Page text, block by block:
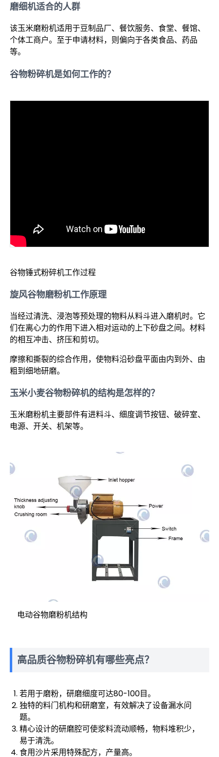
磨细机适合的人群
该玉米磨粉机适用于豆制品厂、餐饮服务、食堂、餐馆、
个体工商户。至于申请材料，则偏向于各类食品、药品
等。
谷物粉碎机是如何工作的？
谷物锤式粉碎机工作过程
旋风谷物磨粉机工作原理
当经过清洗、浸泡等预处理的物料从料斗进入磨机时。它
们在离心力的作用下进入相对运动的上下砂盘之间。材料
的相互冲击、挤压和剪切。
摩擦和撕裂的综合作用，使物料沿砂盘平面由内到外、由
粗到细地研磨。
玉米小麦谷物粉碎机的结构是怎样的？
玉米磨粉机主要部件有进料斗、细度调节按钮、破碎室、
电源、开关、机架等。
电动谷物磨粉机结构
高品质谷物粉碎机有哪些亮点？
若用于磨粉，研磨细度可达80-100目。
独特的料门机构和研磨室，有效解决了设备漏水问
题。
精心设计的研磨腔可使浆料流动顺畅，物料堆积少，
易于清洗。
食用沙片采用特殊配方，产量高。